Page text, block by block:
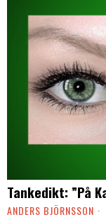
Tankedikt: ”På
ANDERS BJÖRNSSON